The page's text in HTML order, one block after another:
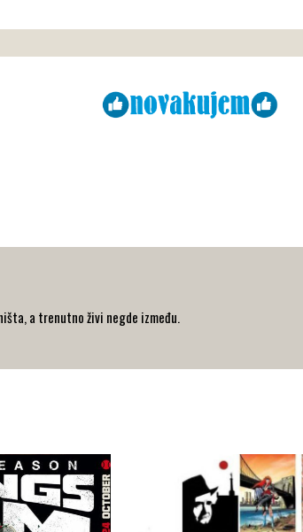
a trenutno živi negde između.